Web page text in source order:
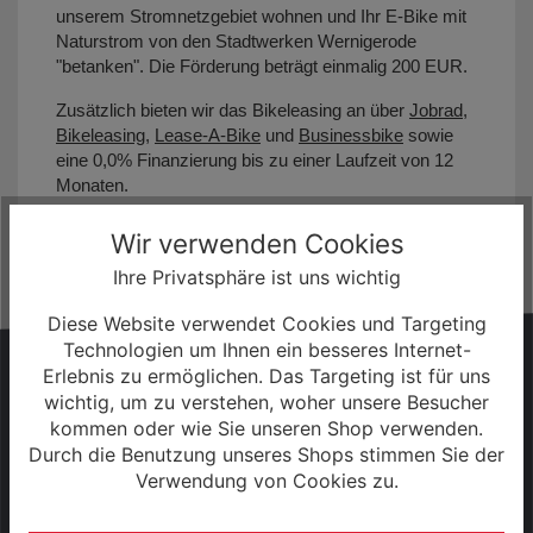
unserem Stromnetzgebiet wohnen und Ihr E-Bike mit
Naturstrom von den Stadtwerken Wernigerode
"betanken". Die Förderung beträgt einmalig 200 EUR.
Zusätzlich bieten wir das Bikeleasing an über Jobrad,
Bikeleasing, Lease-A-Bike und Businessbike sowie
eine 0,0% Finanzierung bis zu einer Laufzeit von 12
Monaten.
HABEN SIE FRAGEN?
Wir sind gerne persönlich für Sie da!
+49 (0) 3943 - 694 253
Wir verwenden Cookies
Ihre Privatsphäre ist uns wichtig
Diese Website verwendet Cookies und Targeting
Technologien um Ihnen ein besseres Internet-
Erlebnis zu ermöglichen. Das Targeting ist für uns
wichtig, um zu verstehen, woher unsere Besucher
kommen oder wie Sie unseren Shop verwenden.
Durch die Benutzung unseres Shops stimmen Sie der
Verwendung von Cookies zu.